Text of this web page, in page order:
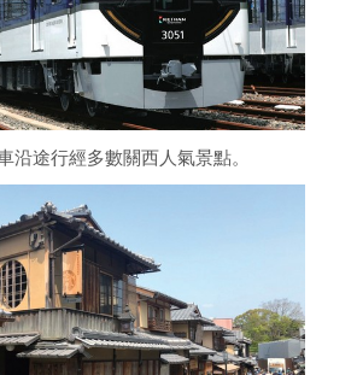
沿途行經多數關西人氣景點。